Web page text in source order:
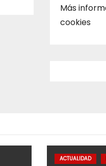
Más
cookies
ACTUALIDAD